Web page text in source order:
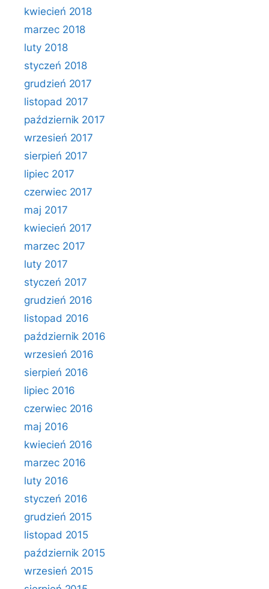
kwiecień 2018
marzec 2018
luty 2018
styczeń 2018
grudzień 2017
listopad 2017
październik 2017
wrzesień 2017
sierpień 2017
lipiec 2017
czerwiec 2017
maj 2017
kwiecień 2017
marzec 2017
luty 2017
styczeń 2017
grudzień 2016
listopad 2016
październik 2016
wrzesień 2016
sierpień 2016
lipiec 2016
czerwiec 2016
maj 2016
kwiecień 2016
marzec 2016
luty 2016
styczeń 2016
grudzień 2015
listopad 2015
październik 2015
wrzesień 2015